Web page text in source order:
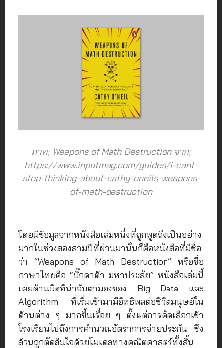
ภาพ; Weapons of Math Destruction จาก;
https://www.inputmag.com/guides/i-cant-
stop-thinking-about-cathy-oneils-weapons-
of-math-destruction
โดยมีข้อมูลจากหนังสือเล่มหนึ่งที่ถูกพูดถึงเป็นอย่าง
มากในช่วงสองสามปีที่ผ่านมานั่นก็คือหนังสือที่มีชื่อ
ว่า “Weapons of Math Destruction” หรือชื่อ
ภาษาไทยคือ “บิ๊กดาต้า มหาประลัย” หนังสือเล่มนี้
เผยด้านมืดที่น่าจับตามองของ Big Data และ
Algorithm ที่เริ่มเข้ามามีอิทธิพลต่อชีวิตมนุษย์ใน
ด้านต่าง ๆ มากขึ้นเรื่อย ๆ ตั้งแต่การคัดเลือกเข้า
โรงเรียนไปถึงการคำนวณอัตราการจ่ายประกัน ซึ่ง
ล้วนถูกตัดสินใจด้วยโมเดลทางคณิตศาสตร์ทั้งสิ้น